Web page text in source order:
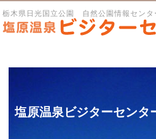
栃木県日光国立公園 自然公園情報センタ
塩原温泉ビジターセンタ